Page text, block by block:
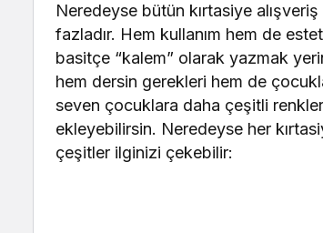
Neredeyse bütün kırtasiye
fazladır. Hem kullanım hem de
basitçe “kalem” olarak yazmak
hem dersin gerekleri hem de
seven çocuklara daha çeşitli
ekleyebilirsin. Neredeyse her
çeşitler ilginizi çekebilir: